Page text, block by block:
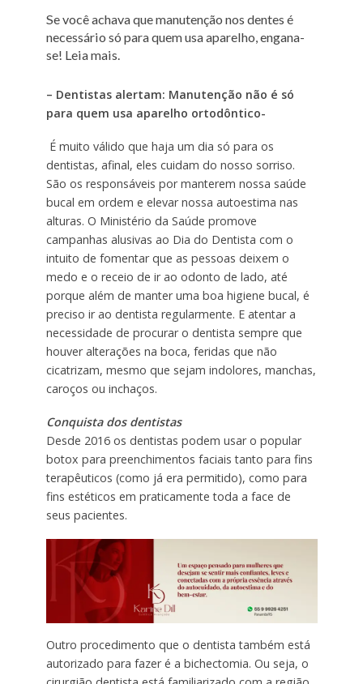
Se você achava que manutenção nos dentes é
necessário só para quem usa aparelho, engana-
se! Leia mais.
– Dentistas alertam: Manutenção não é só
para quem usa aparelho ortodôntico-
É muito válido que haja um dia só para os
dentistas, afinal, eles cuidam do nosso sorriso.
São os responsáveis por manterem nossa saúde
bucal em ordem e elevar nossa autoestima nas
alturas. O Ministério da Saúde promove
campanhas alusivas ao Dia do Dentista com o
intuito de fomentar que as pessoas deixem o
medo e o receio de ir ao odonto de lado, até
porque além de manter uma boa higiene bucal, é
preciso ir ao dentista regularmente. E atentar a
necessidade de procurar o dentista sempre que
houver alterações na boca, feridas que não
cicatrizam, mesmo que sejam indolores, manchas,
caroços ou inchaços.
Conquista dos dentistas
Desde 2016 os dentistas podem usar o popular
botox para preenchimentos faciais tanto para fins
terapêuticos (como já era permitido), como para
fins estéticos em praticamente toda a face de
seus pacientes.
Outro procedimento que o dentista também está
autorizado para fazer é a bichectomia. Ou seja, o